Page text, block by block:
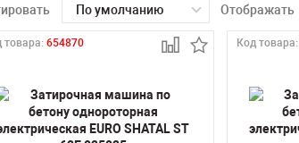
По умолчанию Отображать
товара: 654870 Код товара: